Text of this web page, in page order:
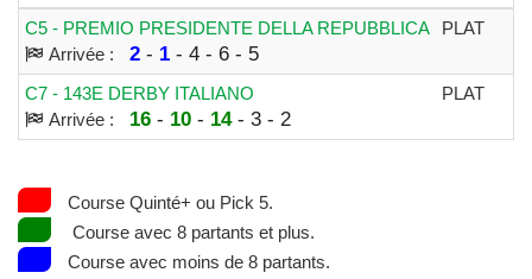
C5 - PREMIO PRESIDENTE DELLA REPUBBLICA
Arrivée :
2- 1 - 4 - 6 - 5
PLAT
C7 - 143E DERBY ITALIANO
Arrivée :
16- 10- 14- 3 - 2
PLAT
Course Quinté+ ou Pick 5.
Course avec 8 partants et plus.
Course avec moins de 8 partants.